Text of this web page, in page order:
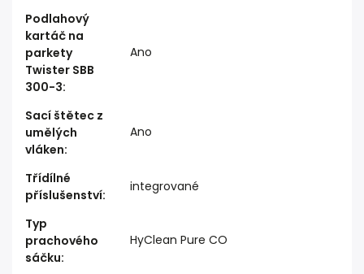
Podlahový
kartáč na
parkety
Twister SBB
300-3:
Ano
Sací štětec z
umělých
vláken:
Ano
Třídílné
příslušenství:
integrované
Typ
prachového
sáčku:
HyClean Pure CO